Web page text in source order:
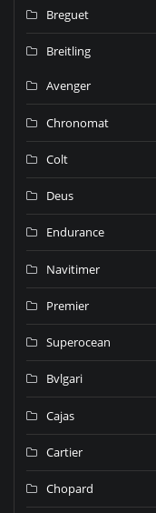
Breguet
Breitling
Avenger
Chronomat
Colt
Deus
Endurance
Navitimer
Premier
Superocean
Bvlgari
Cajas
Cartier
Chopard